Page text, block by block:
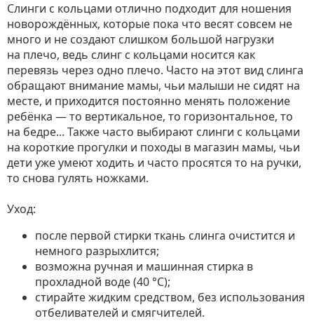
Слинги с кольцами отлично подходит для ношения
новорождённых, которые пока что весят совсем не
много и не создают слишком большой нагрузки
на плечо, ведь слинг с кольцами носится как
перевязь через одно плечо. Часто на этот вид слинга
обращают внимание мамы, чьи малыши не сидят на
месте, и приходится постоянно менять положение
ребёнка — то вертикальное, то горизонтальное, то
на бедре... Также часто выбирают слинги с кольцами
на короткие прогулки и походы в магазин мамы, чьи
дети уже умеют ходить и часто просятся то на ручки,
то снова гулять ножками.
Уход:
после первой стирки ткань слинга очистится и
немного разрыхлится;
возможна ручная и машинная стирка в
прохладной воде (40 °C);
стирайте жидким средством, без использования
отбеливателей и смягчителей.